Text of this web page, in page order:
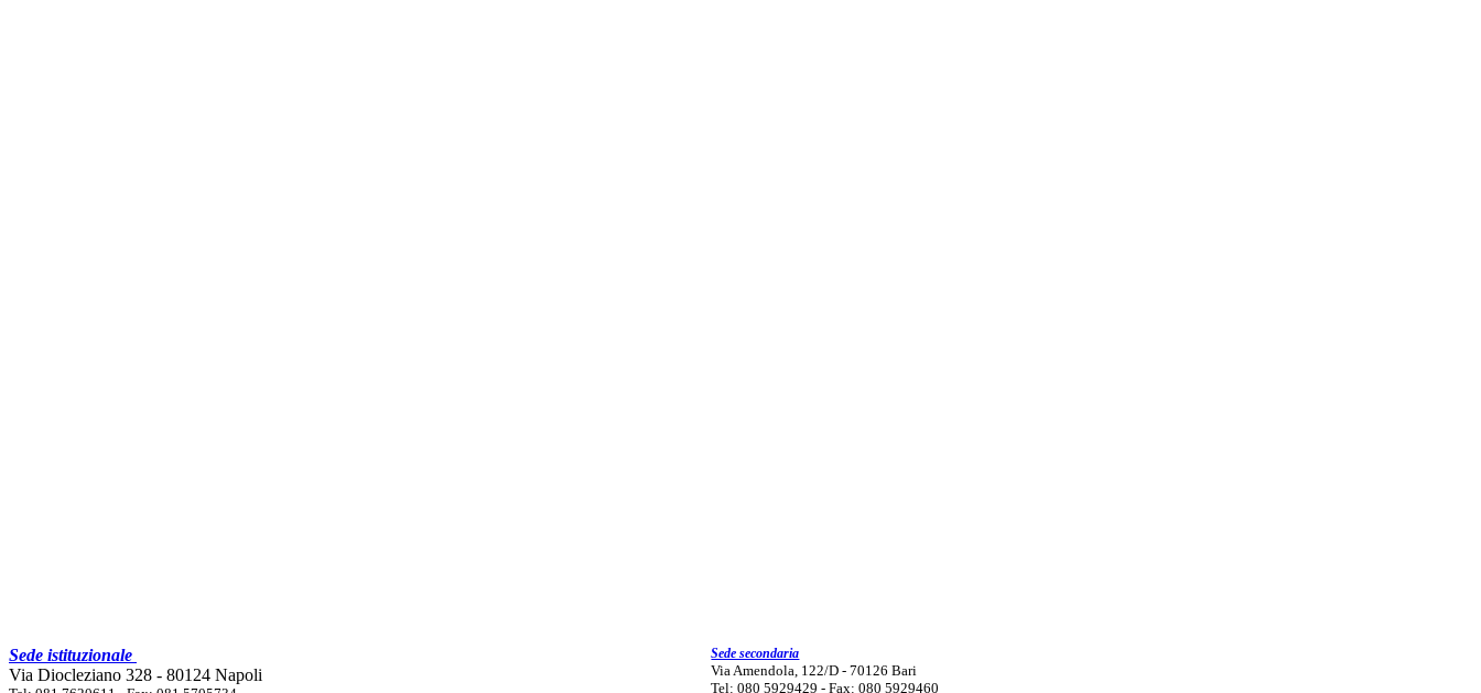
Sede istituzionale
Via Diocleziano 328 - 80124 Napoli
Sede secondaria
Via Amendola, 122/D - 70126 Bari
Tel: 080 5929429 - Fax: 080 5929460